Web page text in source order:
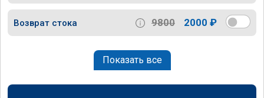
Возврат стока 9800 2000 ₽
Показать все